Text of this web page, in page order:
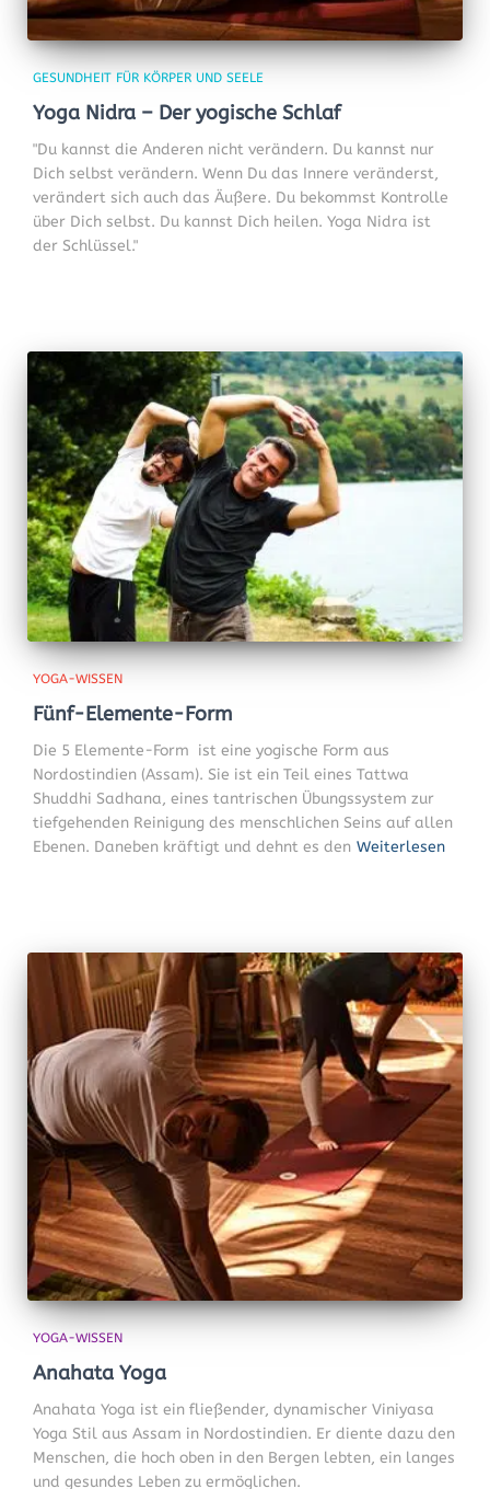
GESUNDHEIT FÜR KÖRPER UND SEELE
Yoga Nidra – Der yogische Schlaf
"Du kannst die Anderen nicht verändern. Du kannst nur
Dich selbst verändern. Wenn Du das Innere veränderst,
verändert sich auch das Äußere. Du bekommst Kontrolle
über Dich selbst. Du kannst Dich heilen. Yoga Nidra ist
der Schlüssel."
YOGA-WISSEN
Fünf-Elemente-Form
Die 5 Elemente-Form ist eine yogische Form aus
Nordostindien (Assam). Sie ist ein Teil eines Tattwa
Shuddhi Sadhana, eines tantrischen Übungssystem zur
tiefgehenden Reinigung des menschlichen Seins auf allen
Ebenen. Daneben kräftigt und dehnt es den Weiterlesen
YOGA-WISSEN
Anahata Yoga
Anahata Yoga ist ein fließender, dynamischer Viniyasa
Yoga Stil aus Assam in Nordostindien. Er diente dazu den
Menschen, die hoch oben in den Bergen lebten, ein langes
und gesundes Leben zu ermöglichen.